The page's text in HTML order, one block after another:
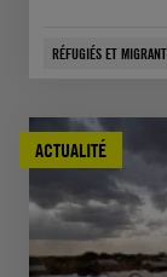
RÉFUGIÉS ET
ACTUALITÉ